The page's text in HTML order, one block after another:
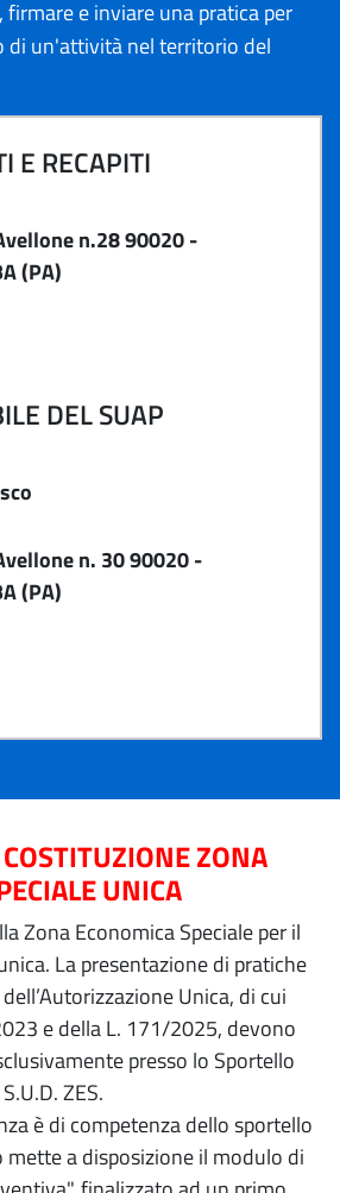
e inviare una pratica per
di un'attività nel territorio del
E RECAPITI
n.28 90020 -
(PA)
DEL SUAP
n. 30 90020 -
(PA)
ZONA
UNICA
Zona Economica Speciale per il
La presentazione di pratiche
Unica, di cui
e della L. 171/2025, devono
presso lo Sportello
ZES.
è di competenza dello sportello
mette a disposizione il modulo di